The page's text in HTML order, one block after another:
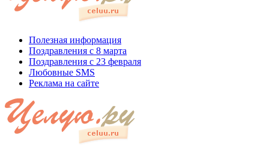
Полезная информация
Поздравления с 8 марта
Поздравления с 23 февраля
Любовные SMS
Реклама на сайте